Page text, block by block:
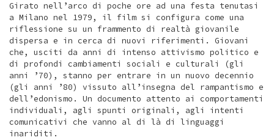
Girato nell’arco di poche ore ad una festa tenutasi
a Milano nel 1979, il film si configura come una
riflessione su un frammento di realtà giovanile
dispersa e in cerca di nuovi riferimenti. Giovani
che, usciti da anni di intenso attivismo politico e
di profondi cambiamenti sociali e culturali (gli
anni ’70), stanno per entrare in un nuovo decennio
(gli anni ’80) vissuto all’insegna del rampantismo e
dell’edonismo. Un documento attento ai comportamenti
individuali, agli spunti originali, agli intenti
comunicativi che vanno al di là di linguaggi
inariditi.